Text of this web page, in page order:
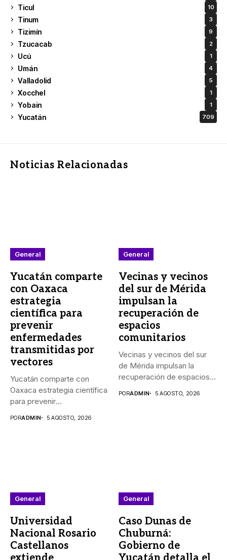
Ticul 10
Tinum 3
Tizimín 9
Tzucacab 2
Ucú 1
Umán 4
Valladolid 5
Xocchel 1
Yobain 1
Yucatán 709
Noticias Relacionadas
General
Yucatán comparte
con Oaxaca
estrategia
científica para
prevenir
enfermedades
transmitidas por
vectores
Yucatán comparte con
Oaxaca estrategia científica
para prevenir
PORADMIN 5 AGOSTO, 2026
General
Vecinas y vecinos
del sur de Mérida
impulsan la
recuperación de
espacios
comunitarios
Vecinas y vecinos del sur
de Mérida impulsan la
recuperación de espacios...
PORADMIN 5 AGOSTO, 2026
General
Universidad
Nacional Rosario
Castellanos
General
Caso Dunas de
Chuburná:
Gobierno de